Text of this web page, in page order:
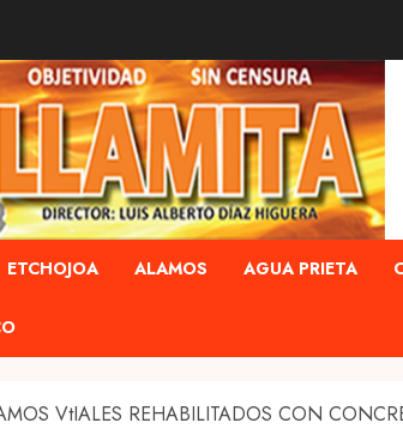
ETCHOJOA ALAMOS AGUA PRIETA
VtIALES REHABILITADOS CON